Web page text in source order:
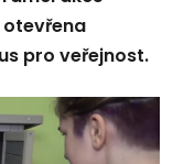
pro veřejnost.